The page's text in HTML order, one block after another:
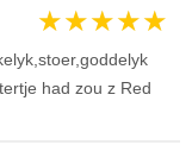
★★★★★
had zou z Red